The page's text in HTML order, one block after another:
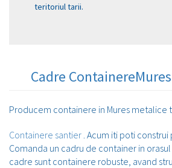
teritoriul tarii.
Cadre
Producem containere in Mures metalice
Containere santier . Acum iti poti
Comanda un cadru de container in
cadre sunt containere robuste, avand